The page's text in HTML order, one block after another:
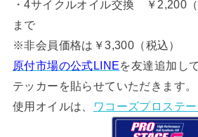
・4サイクルオイル交換 ￥2,200
まで
※非会員価格は￥3,300（税込）
原付市場の公式LINEを友達追加し
テッカーを貼らせていただきます。
使用オイルは、
ワコーズプロステ